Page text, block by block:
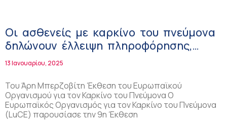
Οι ασθενείς με καρκίνο του πνεύμονα
δηλώνουν έλλειψη πληροφόρησης,
γνώσης και συμμετοχής στη λήψη
αποφάσεων!
13 Ιανουαρίου, 2025
Του Άρη Μπερζοβίτη Έκθεση του Ευρωπαϊκού
Οργανισμού για τον Καρκίνο του Πνεύμονα Ο
Ευρωπαϊκός Οργανισμός για τον Καρκίνο του Πνεύμονα
(LuCE) παρουσίασε την 9η Έκθεση